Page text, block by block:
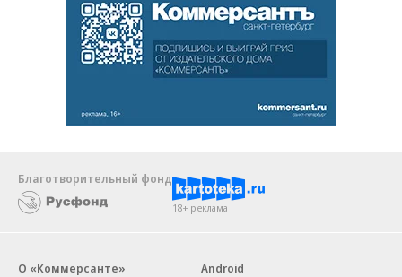
Благотворительный фонд
18+ реклама
О «Коммерсанте»
Android